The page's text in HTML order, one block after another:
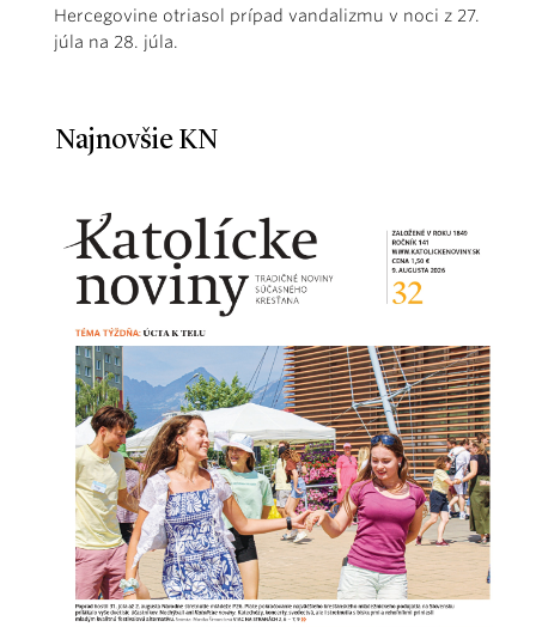
Hercegovine otriasol prípad vandalizmu v noci z 27.
júla na 28. júla.
Najnovšie KN